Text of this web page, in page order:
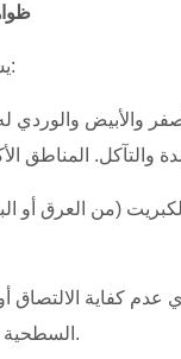
2.3
يساعد فهم نوع التلاشي في تحديد مصدره:
السطحية فعليًا عن سبيكة الذهب الأبيض الأساسية.